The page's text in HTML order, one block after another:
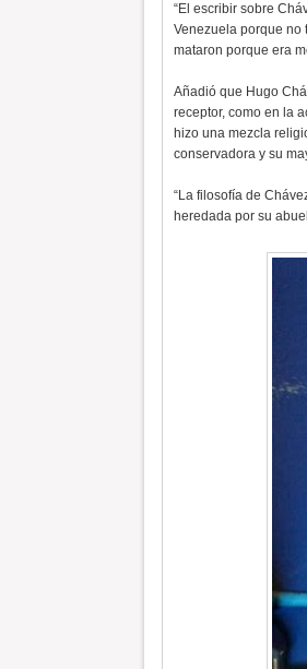
“El escribir sobre
Venezuela porque no
mataron porque era
Añadió que Hugo
receptor, como en la
hizo una mezcla
conservadora y su
“La filosofía de
heredada por su